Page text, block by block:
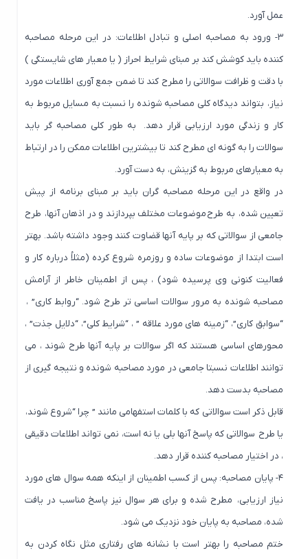
عمل آورد.
۳- ورود به مصاحبه اصلی و تبادل اطلاعات: در این مرحله مصاحبه
کننده باید کوشش کند بر مبنای شرایط احراز ( یا معیار های شایستگی )
با دقت و ظرافت سوالاتی را مطرح کند تا ضمن جمع آوری اطلاعات مورد
نیاز، بتواند دیدگاه کلی مصاحبه شونده را نسبت به مسایل مربوط به
کار و زندگی مورد ارزیابی قرار دهد. به طور کلی مصاحبه گر باید
سوالات را به گونه ای مطرح کند تا بیشترین اطلاعات ممکن را در ارتباط
به معیارهای مربوط به گزینش، به دست آورد.
در واقع در این مرحله مصاحبه گران باید بر مبنای برنامه از پیش
تعیین شده، به طرح موضوعات مختلف بپردازند و در اذهان آنها، طرح
جامعی از سوالاتی که بر پایه آنها قضاوت کنند وجود داشته باشد. بهتر
است ابتدا از موضوعات ساده و روزمره شروع کرده (مثلاُ درباره کار و
فعالیت کنونی وی پرسیده شود) ، پس از اطمینان خاطر از آرامش
مصاحبه شونده به مرور سوالات اساسی تر طرح شود. “روابط کاری” ،
“سوابق کاری”، “زمینه های مورد علاقه ” ، “شرایط کلی”، “دلایل جذت” ،
محورهای اساسی هستند که اگر سوالات بر پایه آنها طرح شوند ، می
توانند اطلاعات نسبتا جامعی در مورد مصاحبه شونده و نتیجه گیری از
مصاحبه بدست دهد.
قابل ذکر است سوالاتی که با کلمات استفهامی مانند ” چرا “شروع شوند،
یا طرح سوالاتی که پاسخ آنها بلی یا نه است، نمی تواند اطلاعات دقیقی
، در اختیار مصاحبه کننده قرار دهد.
۴- پایان مصاحبه: پس از کسب اطمینان از اینکه همه سوال های مورد
نیاز ارزیابی، مطرح شده و برای هر سوال نیز پاسخ مناسب در یافت
شده، مصاحبه به پایان خود نزدیک می شود.
ختم مصاحبه را بهتر است با نشانه های رفتاری مثل نگاه کردن به